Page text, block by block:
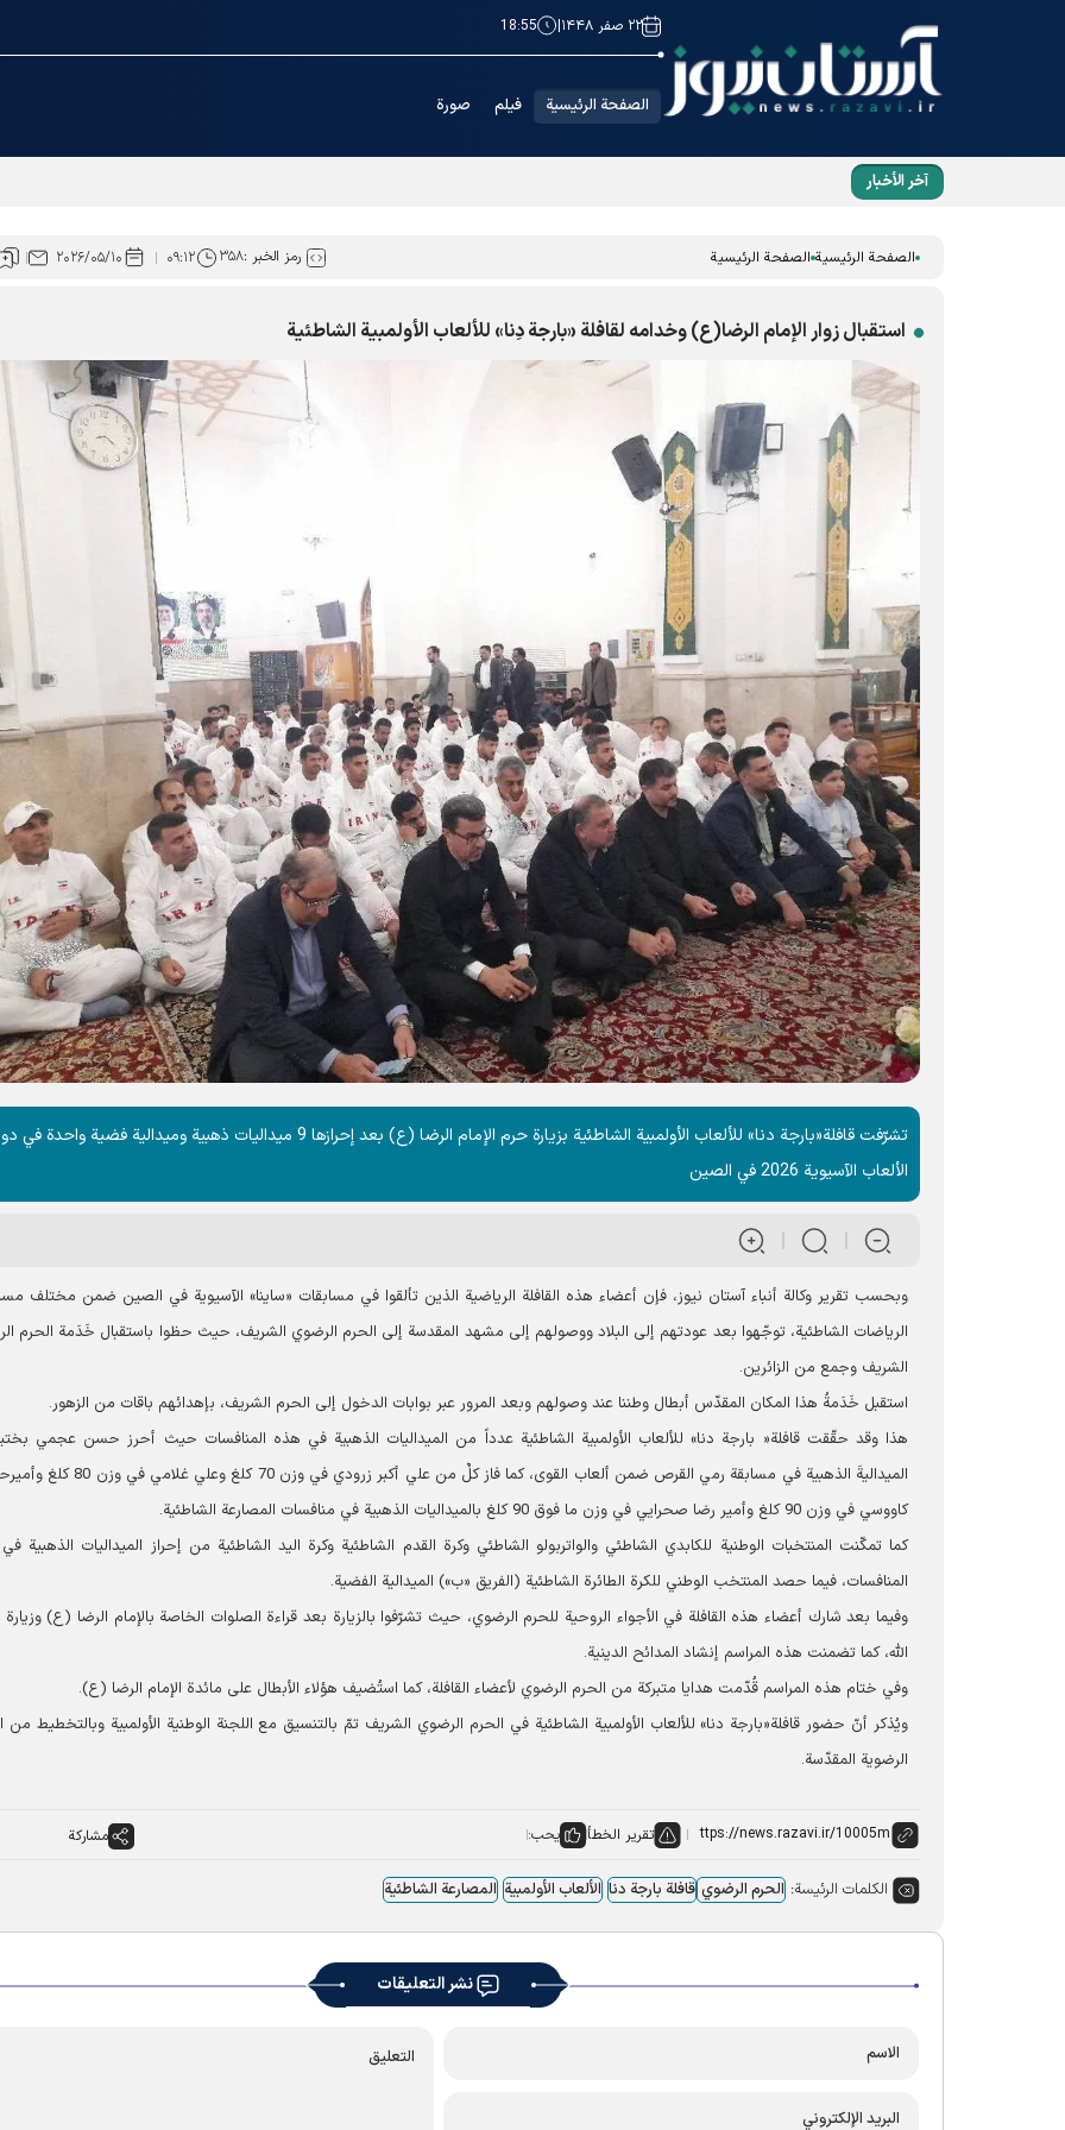
۲۲ صفر ۱۴۴۸ |
18:55
الصفحة الرئيسية فیلم صورة
آخر الأخبار
الصفحة الرئيسية الصفحة الرئيسية رمز الخبر :۳۵۸ ۰۹:۱۲ ۲۰۲۶/۰۵/۱۰
استقبال زوار الإمام الرضا(ع) وخدامه لقافلة «بارجة دِنا» للألعاب الأولمبية الشاطئية
تشرّفت قافلة«بارجة دنا» للألعاب الأولمبية الشاطئية بزيارة حرم الإمام الرضا (ع) بعد إحرازها 9 ميداليات ذهبية وميدالية فضية واحدة
الألعاب الآسيوية 2026 في الصين
وبحسب تقرير وکالة أنباء آستان نيوز، فإن أعضاء هذه القافلة الرياضية الذين تألقوا في مسابقات «ساينا» الآسيوية في الصين ضمن مختلف
الرياضات الشاطئية، توجّهوا بعد عودتهم إلى البلاد ووصولهم إلى مشهد المقدسة إلى الحرم الرضوي الشریف، حيث حظوا باستقبال خَدَمة الحرم
الشریف وجمع من الزائرين.
استقبل خَدَمةُ هذا المکان المقدّس أبطال وطننا عند وصولهم وبعد المرور عبر بوابات الدخول إلى الحرم الشریف، بإهدائهم باقات من الزهور.
هذا وقد حقّقت قافلة« بارجة دنا» للألعاب الأولمبية الشاطئية عدداً من الميداليات الذهبية في هذه المنافسات حيث أحرز حسن عجمي
الميداليةَ الذهبية في مسابقة رمي القرص ضمن ألعاب القوى، كما فاز كلٌ من علي أكبر زرودي في
كاووسي في وزن 90 كلغ وأمير رضا صحرايي في وزن ما فوق 90 كلغ بالميداليات الذهبية في منافسات المصارعة الشاطئية.
كما تمكّنت المنتخبات الوطنية للكابدي الشاطئي والواتربولو الشاطئي وكرة القدم الشاطئية وكرة اليد الشاطئية من إحراز الميداليات الذهبية
المنافسات، فيما حصد المنتخب الوطني للكرة الطائرة الشاطئية (الفريق «ب») الميدالية الفضية.
وفيما بعد شارك أعضاء هذه القافلة في الأجواء الروحية للحرم الرضوي، حيث تشرّفوا بالزيارة بعد قراءة الصلوات الخاصة بالإمام الرضا (ع)
الله، كما تضمنت هذه المراسم إنشاد المدائح الدينية.
وفي ختام هذه المراسم قُدّمت هدايا متبرکة من الحرم الرضوي لأعضاء القافلة، كما استُضيف هؤلاء الأبطال على مائدة الإمام الرضا (ع).
ويُذكر أنّ حضور قافلة«بارجة دنا» للألعاب الأولمبية الشاطئية في الحرم الرضوي الشریف تمّ بالتنسيق مع اللجنة الوطنية الأولمبية وبالتخطيط من
الرضوية المقدّسة.
تقرير الخطأ يحب: مشاركة
الكلمات الرئيسة: الحرم الرضوي قافلة بارجة دنا الألعاب الأولمبیة المصارعة الشاطئیة
نشر التعليقات